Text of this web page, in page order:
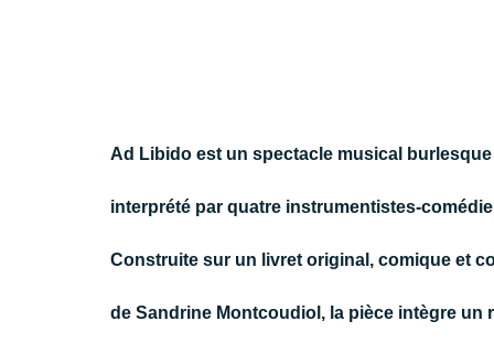
Ad Libido est un spectacle musical
interprété par quatre instrumentistes-
Construite sur un livret original, comique et
de Sandrine Montcoudiol, la pièce intègre un